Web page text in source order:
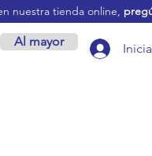
nuestra tienda online,
Al mayor